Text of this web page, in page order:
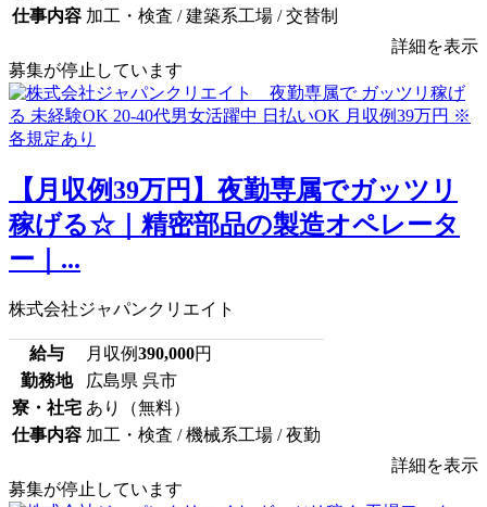
仕事内容 加工・検査 / 建築系工場 / 交替制
詳細を表示
募集が停止しています
【月収例39万円】夜勤専属でガッツリ
稼げる☆｜精密部品の製造オペレータ
ー｜...
株式会社ジャパンクリエイト
給与 月収例390,000円
勤務地
広島県 呉市
寮・社宅 あり（無料）
仕事内容 加工・検査 / 機械系工場 / 夜勤
詳細を表示
募集が停止しています